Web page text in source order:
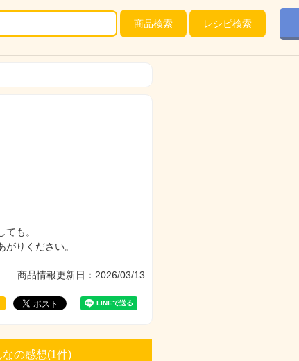
商品検索 レシピ検索
も。
りください。
商品情報更新日：2026/03/13
なの感想(1件)